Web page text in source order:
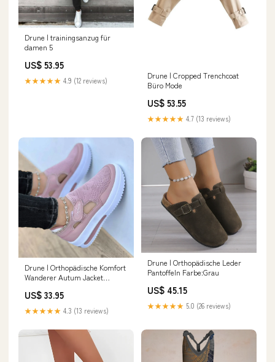
Drune | trainingsanzug für
damen 5
US$ 53.95
★★★★★ 4.9 (12 reviews)
Drune | Cropped Trenchcoat
Büro Mode
US$ 53.55
★★★★★ 4.7 (13 reviews)
Drune | Orthopädische Komfort
Wanderer Autum Jacket
US$ 33.95
★★★★★ 4.3 (13 reviews)
Drune | Orthopädische Leder
Pantoffeln Farbe:Grau
US$ 45.15
★★★★★ 5.0 (26 reviews)